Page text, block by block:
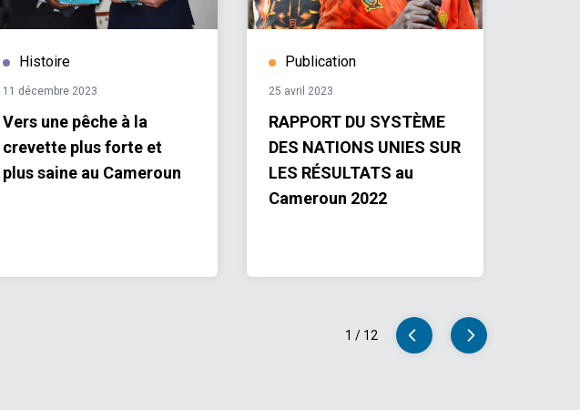
Histoire
11 décembre 2023
Vers une pêche à la
crevette plus forte et
plus saine au Cameroun
Publication
25 avril 2023
RAPPORT DU SYSTÈME
DES NATIONS UNIES SUR
LES RÉSULTATS au
Cameroun 2022
1 / 12